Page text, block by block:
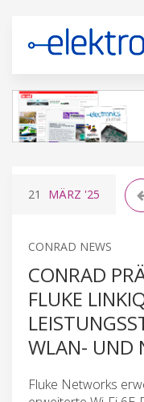
21 MÄRZ '25
CONRAD NEWS
CONRAD
FLUKE
WLAN- UND
Fluke Networks